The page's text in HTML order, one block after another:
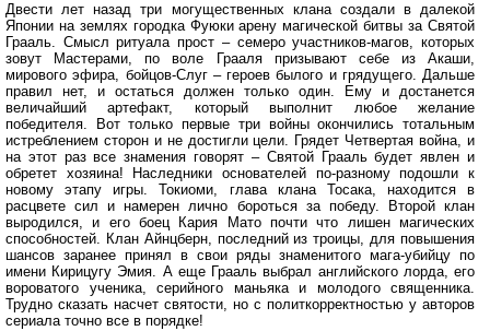
Двести лет назад три могущественных клана создали в далекой
Японии на землях городка Фуюки арену магической битвы за Святой
Грааль. Смысл ритуала прост – семеро участников-магов, которых
зовут Мастерами, по воле Грааля призывают себе из Акаши,
мирового эфира, бойцов-Слуг – героев былого и грядущего. Дальше
правил нет, и остаться должен только один. Ему и достанется
величайший артефакт, который выполнит любое желание
победителя. Вот только первые три войны окончились тотальным
истреблением сторон и не достигли цели. Грядет Четвертая война, и
на этот раз все знамения говорят – Святой Грааль будет явлен и
обретет хозяина! Наследники основателей по-разному подошли к
новому этапу игры. Токиоми, глава клана Тосака, находится в
расцвете сил и намерен лично бороться за победу. Второй клан
выродился, и его боец Кария Мато почти что лишен магических
способностей. Клан Айнцберн, последний из троицы, для повышения
шансов заранее принял в свои ряды знаменитого мага-убийцу по
имени Кирицугу Эмия. А еще Грааль выбрал английского лорда, его
вороватого ученика, серийного маньяка и молодого священника.
Трудно сказать насчет святости, но с политкорректностью у авторов
сериала точно все в порядке!